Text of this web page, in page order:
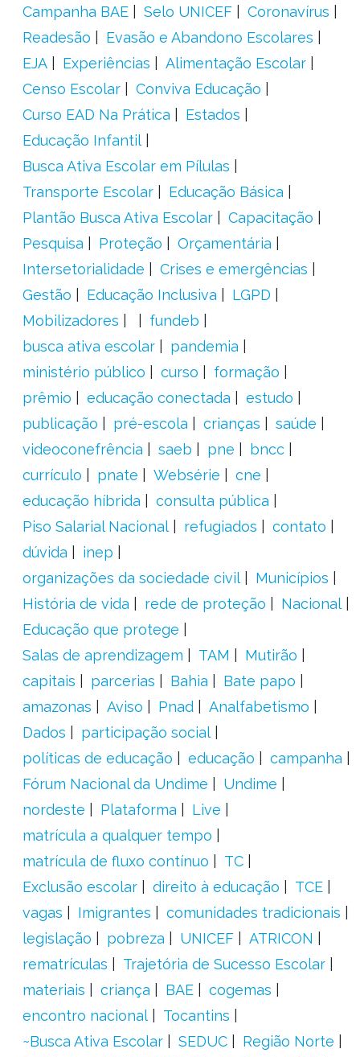
Campanha BAE Selo UNICEF
Coronavírus
Readesão
Evasão e Abandono Escolares
EJA
Experiências
Alimentação Escolar
Censo Escolar
Conviva Educação
Curso EAD Na Prática
Estados
Educação Infantil
Busca Ativa Escolar em Pílulas
Transporte Escolar
Educação Básica
Plantão Busca Ativa Escolar
Capacitação
Pesquisa
Proteção
Orçamentária
Intersetorialidade
Crises e emergências
Gestão
Educação Inclusiva
LGPD
Mobilizadores
fundeb
busca ativa escolar
pandemia
ministério público
curso
formação
prêmio
educação conectada
estudo
publicação
pré-escola crianças
saúde
videoconefrência
saeb pne
bncc
currículo
pnate Websérie
cne
educação híbrida
consulta pública
Piso Salarial Nacional
refugiados
contato
dúvida
inep
organizações da sociedade civil
Municípios
História de vida
rede de proteção
Nacional
Educação que protege
Salas de aprendizagem
TAM
Mutirão
capitais
parcerias Bahia
Bate papo
amazonas
Aviso Pnad
Analfabetismo
Dados
participação social
políticas de educação
educação
campanha
Fórum Nacional da Undime
Undime
nordeste
Plataforma
Live
matrícula a qualquer tempo
matrícula de fluxo contínuo
TC
Exclusão escolar
direito à educação
TCE
vagas
Imigrantes
comunidades tradicionais
legislação
pobreza UNICEF
ATRICON
rematrículas
Trajetória de Sucesso Escolar
materiais
criança BAE
cogemas
encontro nacional
Tocantins
~Busca Ativa Escolar
SEDUC
Região Norte